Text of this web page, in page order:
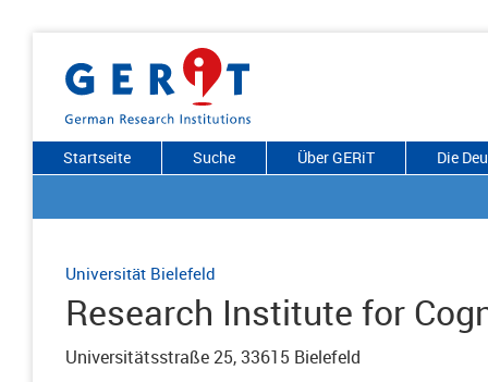
Startseite Suche Über GERiT Die
Universität Bielefeld
Research Institute for
Universitätsstraße 25, 33615 Bielefeld